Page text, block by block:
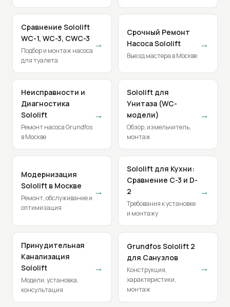
Сравнение Sololift
WC-1, WC-3, CWC-3
Подбор и монтаж насоса
для туалета
→
Срочный Ремонт
Насоса Sololift
Выезд мастера в Москве
→
Неисправности и
Диагностика
Sololift
Ремонт насоса Grundfos
в Москве
→
Sololift для
Унитаза (WC-
модели)
Обзор, измельчитель,
монтаж
→
Модернизация
Sololift в Москве
Ремонт, обслуживание и
оптимизация
→
Sololift для Кухни:
Сравнение C-3 и D-
2
Требования к установке
и монтажу
→
Принудительная
Канализация
Sololift
Модели, установка,
консультация
→
Grundfos Sololift 2
для Санузлов
Конструкция,
характеристики,
монтаж
→